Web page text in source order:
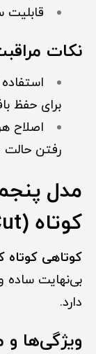
نکات
برای حفظ
رفتن حالت
مدل
کوتاه (Crew Cut)
کوتاهی کوتاه
بی‌نهایت ساده
دارد.
ویژگی‌ها و